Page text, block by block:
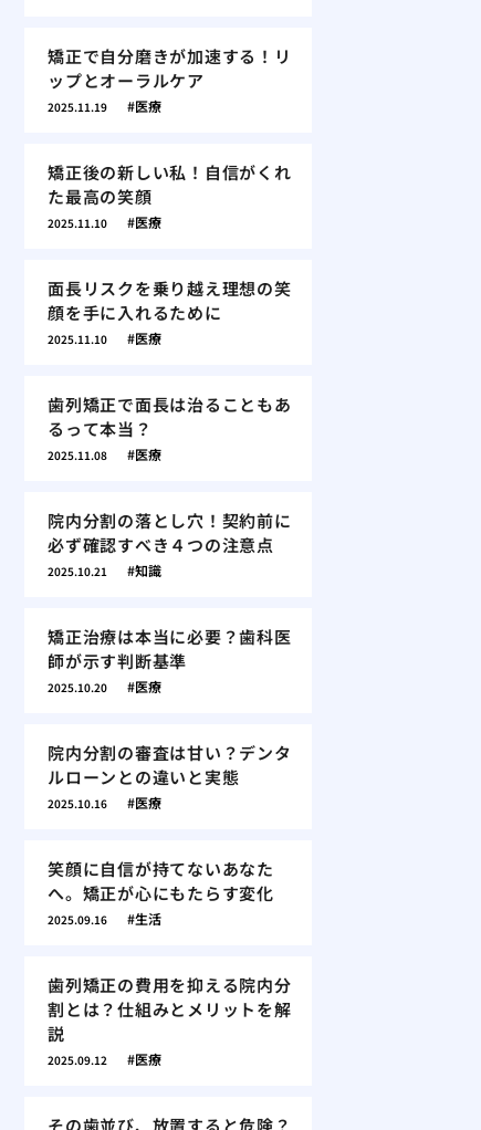
矯正で自分磨きが加速する！リ
ップとオーラルケア
2025.11.19 医療
矯正後の新しい私！自信がくれ
た最高の笑顔
2025.11.10 医療
面長リスクを乗り越え理想の笑
顔を手に入れるために
2025.11.10 医療
歯列矯正で面長は治ることもあ
るって本当？
2025.11.08 医療
院内分割の落とし穴！契約前に
必ず確認すべき４つの注意点
2025.10.21 知識
矯正治療は本当に必要？歯科医
師が示す判断基準
2025.10.20 医療
院内分割の審査は甘い？デンタ
ルローンとの違いと実態
2025.10.16 医療
笑顔に自信が持てないあなた
へ。矯正が心にもたらす変化
2025.09.16 生活
歯列矯正の費用を抑える院内分
割とは？仕組みとメリットを解
説
2025.09.12 医療
その歯並び、放置すると危険？